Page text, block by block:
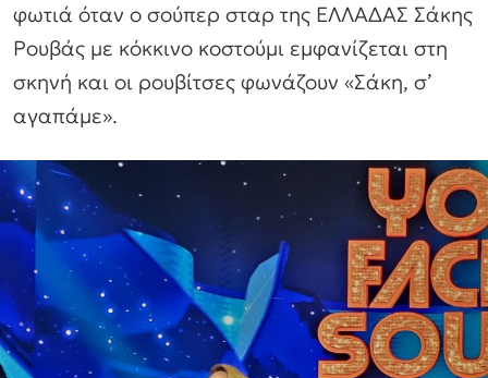
φωτιά όταν ο σούπερ σταρ της ΕΛΛΑΔΑΣ Σάκης
Ρουβάς με κόκκινο κοστούμι εμφανίζεται στη
σκηνή και οι ρουβίτσες φωνάζουν «Σάκη, σ’
αγαπάμε».